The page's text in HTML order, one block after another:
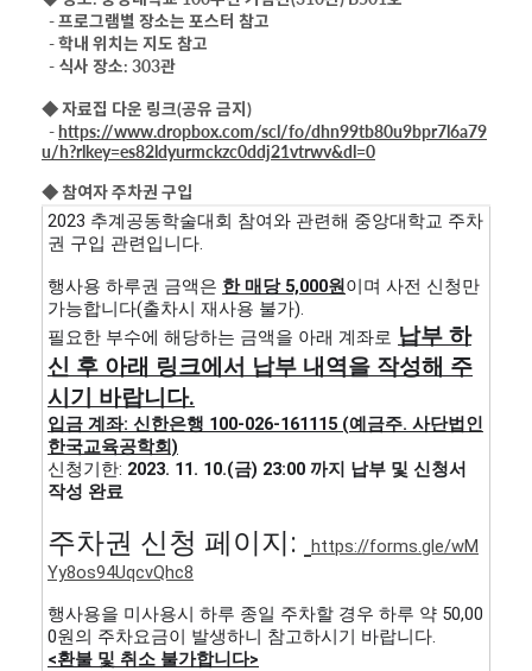
- 프로그램별 장소는 포스터 참고
- 학내 위치는 지도 참고
- 식사 장소: 303관
◆ 자료집 다운 링크(공유 금지)
-https://www.dropbox.com/scl/fo/dhn99tb80u9bpr7l6a79
u/h?rlkey=es82ldyurmckzc0ddj21vtrwv&dl=0
◆ 참여자 주차권 구입
2023 추계공동학술대회 참여와 관련해 중앙대학교 주차
권 구입 관련입니다.
행사용 하루권 금액은 한 매당 5,000원이며 사전 신청만
가능합니다(출차시 재사용 불가).
필요한 부수에 해당하는 금액을 아래 계좌로 납부 하
신 후 아래 링크에서 납부 내역을 작성해 주
시기 바랍니다.
입금 계좌: 신한은행 100-026-161115 (예금주. 사단법인
한국교육공학회)
신청기한: 2023. 11. 10.(금) 23:00 까지 납부 및 신청서
작성 완료
주차권 신청 페이지:
https://forms.gle/wM
Yy8os94UqcvQhc8
행사용을 미사용시 하루 종일 주차할 경우 하루 약 50,00
0원의 주차요금이 발생하니 참고하시기 바랍니다.
<환불 및 취소 불가합니다>